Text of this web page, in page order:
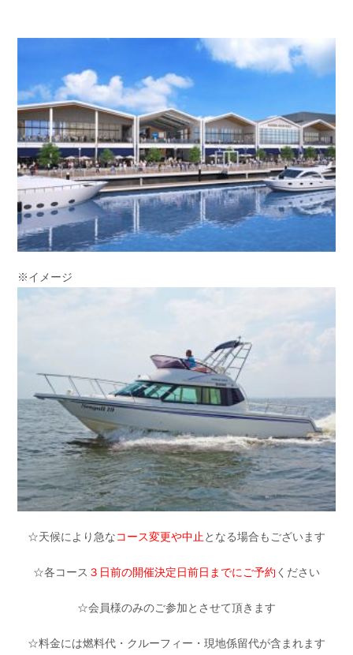
※イメージ
☆天候により急なコース変更や中止 となる場合もございます
☆各コース ３日前の開催決定日前日までにご予約 ください
☆会員様のみのご参加とさせて頂きます
☆料金には燃料代・クルーフィー・現地係留代が含まれます